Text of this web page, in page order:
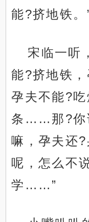
能?挤地铁。
宋临一听
能?挤地铁，
孕夫不能?
条……那?你
嘛，孕夫还
呢，怎么不
学……”